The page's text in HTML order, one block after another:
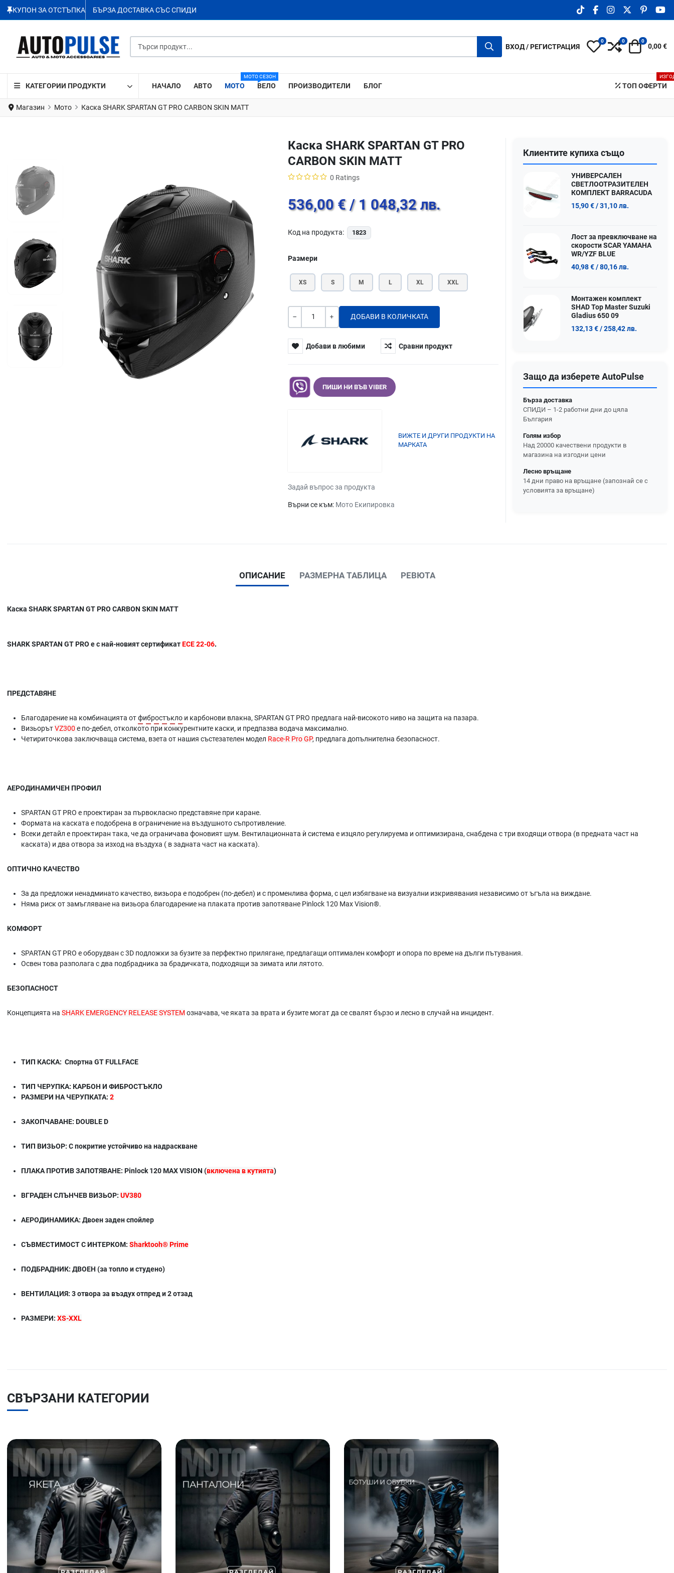
КУПОН ЗА ОТСТЪПКА БЪРЗА ДОСТАВКА СЪС СПИДИ TIKTOK SOCIAL LINK
FACEBOOK SOCIAL
INSTAGRAM
X.COM
ВХОД / РЕГИСТРАЦИЯ My Wishlist
0 Compare
0 Количка
0
0,00 €
КАТЕГОРИИ ПРОДУКТИ НАЧАЛО АВТО МОТО
МОТО СЕЗОН
ВЕЛО ПРОИЗВОДИТЕЛИ БЛОГ ТОП ОФЕРТИ
Магазин Мото Каска SHARK SPARTAN GT PRO CARBON SKIN MATT
Каска SHARK SPARTAN GT PRO
CARBON SKIN MATT
0 Ratings
536,00 € / 1 048,32 лв.
Код на продукта: 1823
Размери
XS S M L XL XXL
Количество
Добави в любими Сравни продукт
ПИШИ НИ ВЪВ VIBER
ВИЖТЕ И ДРУГИ ПРОДУКТИ НА
МАРКАТА
Задай въпрос за продукта
Върни се към: Мото Екипировка
Клиентите купиха също
УНИВЕРСАЛЕН
СВЕТЛООТРАЗИТЕЛЕН
КОМПЛЕКТ BARRACUDA
15,90 €/ 31,10 лв.
Лост за превключване на
скорости SCAR YAMAHA
WR/YZF BLUE
40,98 €/ 80,16 лв.
Монтажен комплект
SHAD Top Master Suzuki
Gladius 650 09
132,13 €/ 258,42 лв.
Защо да изберете AutoPulse
Бърза доставка
СПИДИ – 1-2 работни дни до цяла
България
Голям избор
Над 20000 качествени продукти в
магазина на изгодни цени
Лесно връщане
14 дни право на връщане (запознай се с
условията за връщане)
ОПИСАНИЕ РАЗМЕРНА ТАБЛИЦА РЕВЮТА
Каска SHARK SPARTAN GT PRO CARBON SKIN MATT
SHARK SPARTAN GT PRO е с най-новият сертификатECE 22-06.
ПРЕДСТАВЯНЕ
Благодарение на комбинацията отфибростъкло и карбонови влакна, SPARTAN GT PRO предлага най-високото ниво на защита на пазара.
ВизьорътVZ300 е по-дебел, отколкото при конкурентните каски, и предпазва водача максимално.
Четириточкова заключваща система, взета от нашия състезателен модел Race-R Pro GP, предлага допълнителна безопасност.
АЕРОДИНАМИЧЕН ПРОФИЛ
SPARTAN GT PRO е проектиран за първокласно представяне при каране.
Формата на каската е подобрена в ограничение на въздушното съпротивление.
Всеки детайл е проектиран така, че да ограничава фоновият шум. Вентилационната ѝ система е изцяло регулируема и оптимизирана, снабдена с три входящи отвора (в предната част на
каската) и два отвора за изход на въздуха ( в задната част на каската).
ОПТИЧНО КАЧЕСТВО
За да предложи ненадминато качество, визьора е подобрен (по-дебел) и с променлива форма, с цел избягване на визуални изкривявания независимо от ъгъла на виждане.
Няма риск от замъгляване на визьора благодарение на плаката против запотяване Pinlock 120 Max Vision®.
КОМФОРТ
SPARTAN GT PRO е оборудван с 3D подложки за бузите за перфектно прилягане, предлагащи оптимален комфорт и опора по време на дълги пътувания.
Освен това разполага с два подбрадника за брадичката, подходящи за зимата или лятото.
БЕЗОПАСНОСТ
Концепцията на SHARK EMERGENCY RELEASE SYSTEM означава, че яката за врата и бузите могат да се свалят бързо и лесно в случай на инцидент.
ТИП КАСКА: Спортна GT FULLFACE
ТИП ЧЕРУПКА: КАРБОН И ФИБРОСТЪКЛО
РАЗМЕРИ НА ЧЕРУПКАТА: 2
ЗАКОПЧАВАНЕ: DOUBLE D
ТИП ВИЗЬОР: С покритие устойчиво на надраскване
ПЛАКА ПРОТИВ ЗАПОТЯВАНЕ: Pinlock 120 MAX VISION (включена в кутията)
ВГРАДЕН СЛЪНЧЕВ ВИЗЬОР: UV380
АЕРОДИНАМИКА: Двоен заден спойлер
СЪВМЕСТИМОСТ С ИНТЕРКОМ: Sharktooh® Prime
ПОДБРАДНИК: ДВОЕН (за топло и студено)
ВЕНТИЛАЦИЯ: 3 отвора за въздух отпред и 2 отзад
РАЗМЕРИ: XS-XXL
СВЪРЗАНИ КАТЕГОРИИ